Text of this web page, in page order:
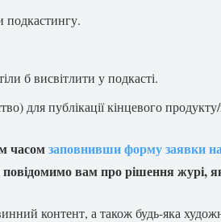
подкастингу.
б висвітлити у подкасті.
для публікації кінцевого
часомзаповнивши форму заявки
вам про рішення журі,
контент, а також будь-яка